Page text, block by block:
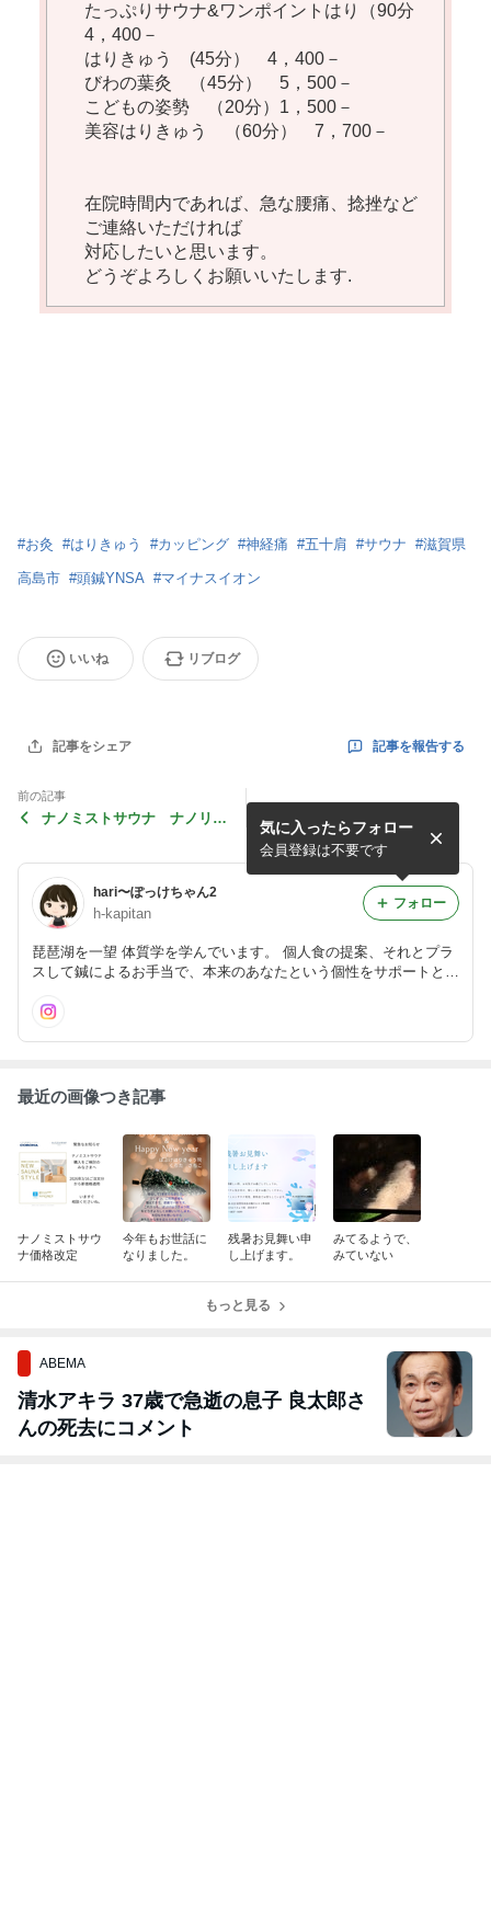
たっぷりサウナ&ワンポイントはり（90分
4，400－
はりきゅう (45分） 4，400－
びわの葉灸 （45分） 5，500－
こどもの姿勢 （20分）1，500－
美容はりきゅう （60分） 7，700－
在院時間内であれば、急な腰痛、捻挫など
ご連絡いただければ
対応したいと思います。
どうぞよろしくお願いいたします.
#お灸 #はりきゅう #カッピング #神経痛 #五十肩 #サウナ #滋賀県
高島市 #頭鍼YNSA #マイナスイオン
いいね リブログ
記事をシェア 記事を報告する
前の記事
ナノミストサウナ ナノリッ
hari〜ぽっけちゃん2
h-kapitan
琵琶湖を一望 体質学を学んでいます。 個人食の提案、それとプラ
スして鍼によるお手当で、本来のあなたという個性をサポートとで
所づくりをはじめています。
気に入ったらフォロー
会員登録は不要です
フォロー
最近の画像つき記事
ナノミストサウ
ナ価格改定
今年もお世話に
なりました。
残暑お見舞い申
し上げます。
みてるようで、
みていない
もっと見る
ABEMA
清水アキラ 37歳で急逝の息子 良太郎さ
んの死去にコメント